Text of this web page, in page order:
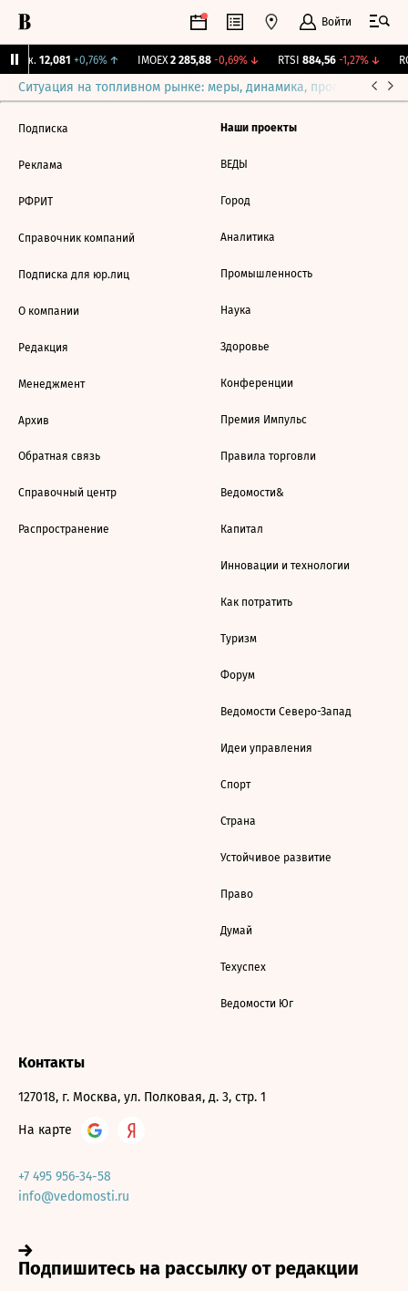
Войти
Бирж. 12,081 +0,76%↑ IMOEX 2 285,88 -0,69%↓ RTSI 884,56 -1,27%↓
Ситуация на топливном рынке: меры, динамика, прогнозы
Подписка
Реклама
РФРИТ
Справочник компаний
Подписка для юр.лиц
О компании
Редакция
Менеджмент
Архив
Обратная связь
Справочный центр
Распространение
Наши проекты
ВЕДЫ
Город
Аналитика
Промышленность
Наука
Здоровье
Конференции
Премия Импульс
Правила торговли
Ведомости&
Капитал
Инновации и технологии
Как потратить
Туризм
Форум
Ведомости Северо-Запад
Идеи управления
Спорт
Страна
Устойчивое развитие
Право
Думай
Техуспех
Ведомости Юг
Контакты
127018, г. Москва, ул. Полковая, д. 3, стр. 1
На карте
+7 495 956-34-58
info@vedomosti.ru